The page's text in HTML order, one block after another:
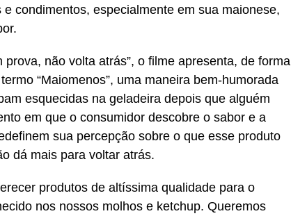
condimentos, especialmente em sua maionese,
não volta atrás”, o filme apresenta, de forma
“Maiomenos”, uma maneira bem-humorada
esquecidas na geladeira depois que alguém
em que o consumidor descobre o sabor e a
sua percepção sobre o que esse produto
dá mais para voltar atrás.
produtos de altíssima qualidade para o
nos nossos molhos e ketchup. Queremos